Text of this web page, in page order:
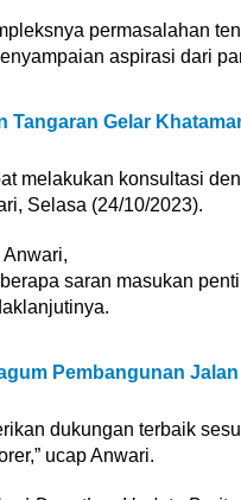
permasalahan
aspirasi dari
Tangaran Gelar
melakukan konsultasi
Selasa (24/10/2023).
saran masukan
Pembangunan
dukungan terbaik
ucap Anwari.